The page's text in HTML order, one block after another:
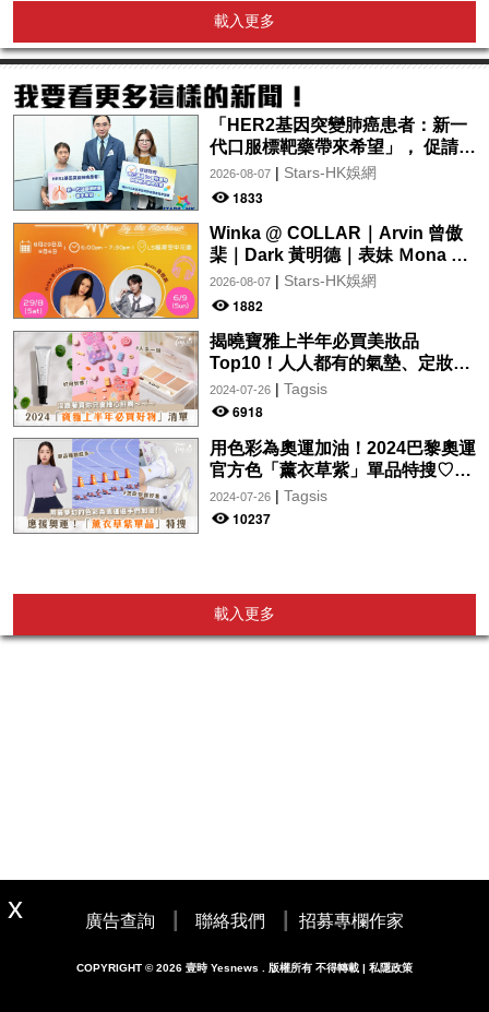
載入更多
「HER2基因突變肺癌患者：新一
代口服標靶藥帶來希望」， 促請政
府加快納入藥物名冊，助患者及早
受惠
2026-08-07| Stars-HK娛網
1833
Winka @ COLLAR｜Arvin 曾傲
棐｜Dark 黃明德｜表妹 Ｍona 8
月29日起登陸L5維港空中花園 |
wwwtc mall 首度呈獻「Music
2026-08-07| Stars-HK娛網
1882
揭曉寶雅上半年必買美妝品
Top10！人人都有的氣墊、定妝噴
霧、保養品～幫你找到最值得入手
的好物♡
2024-07-26| Tagsis
6918
用色彩為奧運加油！2024巴黎奧運
官方色「薰衣草紫」單品特搜♡讓
你從頭到腳、隨時充滿奧運氛圍～
2024-07-26| Tagsis
10237
載入更多
廣告查詢 聯絡我們 招募專欄作家
COPYRIGHT © 2026 壹時 Yesnews . 版權所有 不得轉載 | 私隱政策